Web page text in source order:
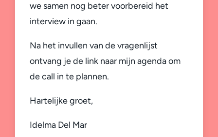
we samen nog beter voorbereid het
interview in gaan.
Na het invullen van de vragenlijst
ontvang je de link naar mijn agenda om
de call in te plannen.
Hartelijke groet,
Idelma Del Mar